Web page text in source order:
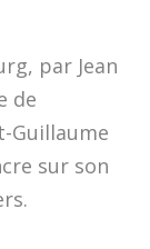
par Jean
de
Guillaume
sur son